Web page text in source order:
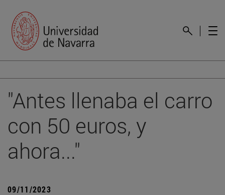
"Antes llenaba el carro
con 50 euros, y
ahora..."
09/11/2023